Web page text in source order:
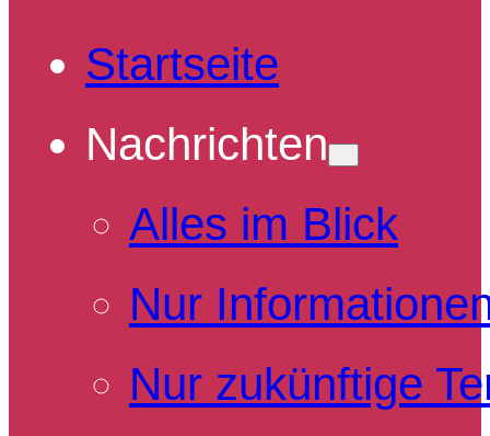
Startseite
Nachrichten
Alles im Blick
Nur
Nur zukünftige